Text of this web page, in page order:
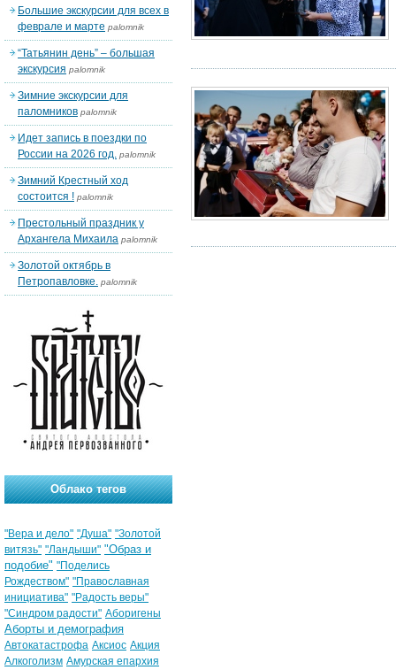
Большие экскурсии для всех в
феврале и марте palomnik
“Татьянин день” – большая
экскурсия palomnik
Зимние экскурсии для
паломников palomnik
Идет запись в поездки по
России на 2026 год. palomnik
Зимний Крестный ход
состоится ! palomnik
Престольный праздник у
Архангела Михаила palomnik
Золотой октябрь в
Петропавловке. palomnik
Облако тегов
"Вера и дело" "Душа" "Золотой
витязь" "Ландыши" "Образ и
подобие" "Поделись
Рождеством" "Православная
инициатива" "Радость веры"
"Синдром радости" Аборигены
Аборты и демография
Автокатастрофа Аксиос Акция
Алкоголизм Амурская епархия